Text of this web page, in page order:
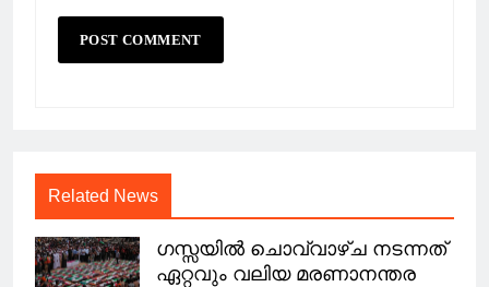
Related News
ഗസ്സയിൽ ചൊവ്വാഴ്ച നടന്നത്
ഏറ്റവും വലിയ മരണാനന്തര